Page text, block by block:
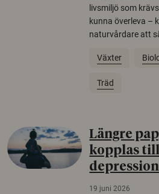
livsmiljö som
kunna överleva –
naturvårdare att
Växter
Träd
Längre
kopplas
depression
19 juni 2026